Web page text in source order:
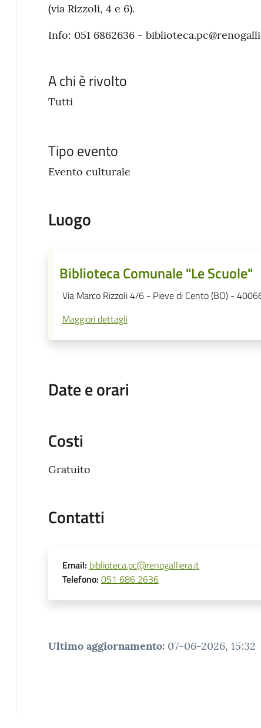
(via Rizzoli, 4 e 6).
Info: 051 6862636 -
A chi è rivolto
Tutti
Tipo evento
Evento culturale
Luogo
Biblioteca Comunale "Le Scuole"
Via Marco Rizzoli 4/6 - Pieve di Cento (BO) -
Maggiori dettagli
Date e orari
Costi
Gratuito
Contatti
Email: biblioteca.pc@renogalliera.it
Telefono: 051 686 2636
Ultimo aggiornamento: 07-06-2026, 15:32